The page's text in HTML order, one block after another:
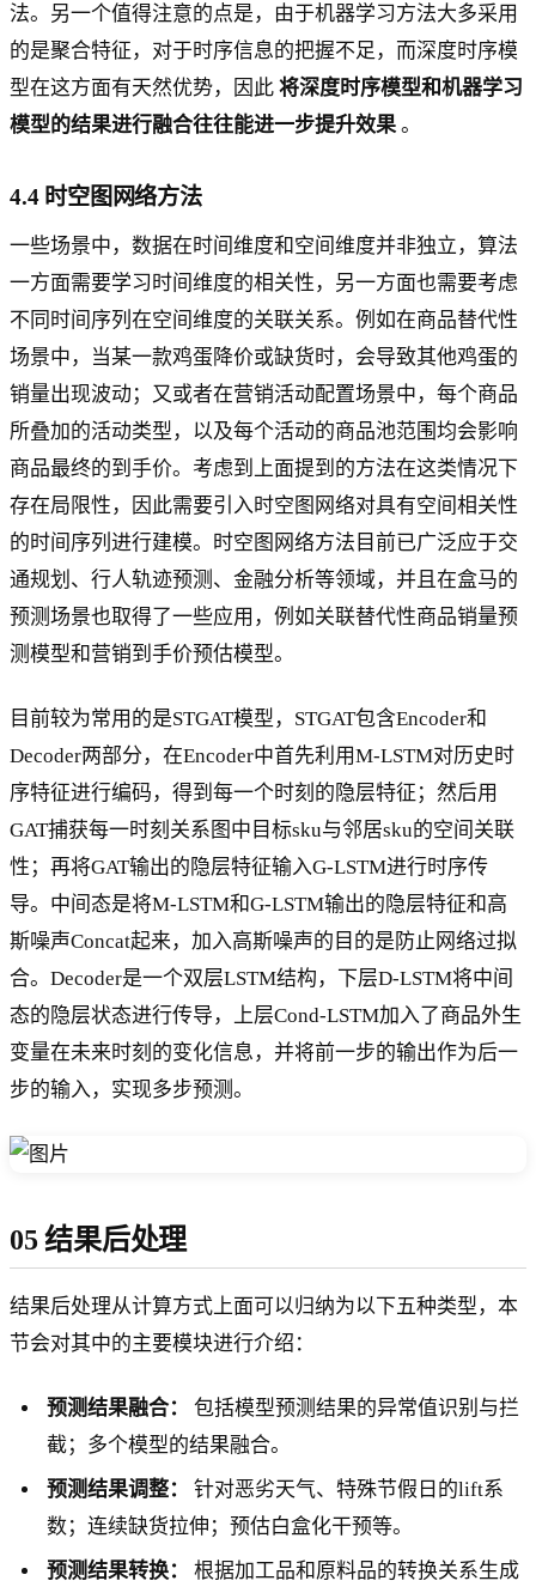
法。另一个值得注意的点是，由于机器学习方法大多采用
的是聚合特征，对于时序信息的把握不足，而深度时序模
型在这方面有天然优势，因此 将深度时序模型和机器学习
模型的结果进行融合往往能进一步提升效果 。
4.4 时空图网络方法
一些场景中，数据在时间维度和空间维度并非独立，算法
一方面需要学习时间维度的相关性，另一方面也需要考虑
不同时间序列在空间维度的关联关系。例如在商品替代性
场景中，当某一款鸡蛋降价或缺货时，会导致其他鸡蛋的
销量出现波动；又或者在营销活动配置场景中，每个商品
所叠加的活动类型，以及每个活动的商品池范围均会影响
商品最终的到手价。考虑到上面提到的方法在这类情况下
存在局限性，因此需要引入时空图网络对具有空间相关性
的时间序列进行建模。时空图网络方法目前已广泛应于交
通规划、行人轨迹预测、金融分析等领域，并且在盒马的
预测场景也取得了一些应用，例如关联替代性商品销量预
测模型和营销到手价预估模型。
目前较为常用的是STGAT模型，STGAT包含Encoder和
Decoder两部分，在Encoder中首先利用M-LSTM对历史时
序特征进行编码，得到每一个时刻的隐层特征；然后用
GAT捕获每一时刻关系图中目标sku与邻居sku的空间关联
性；再将GAT输出的隐层特征输入G-LSTM进行时序传
导。中间态是将M-LSTM和G-LSTM输出的隐层特征和高
斯噪声Concat起来，加入高斯噪声的目的是防止网络过拟
合。Decoder是一个双层LSTM结构，下层D-LSTM将中间
态的隐层状态进行传导，上层Cond-LSTM加入了商品外生
变量在未来时刻的变化信息，并将前一步的输出作为后一
步的输入，实现多步预测。
05 结果后处理
结果后处理从计算方式上面可以归纳为以下五种类型，本
节会对其中的主要模块进行介绍：
预测结果融合：
包括模型预测结果的异常值识别与拦
截；多个模型的结果融合。
预测结果调整：
针对恶劣天气、特殊节假日的lift系
数；连续缺货拉伸；预估白盒化干预等。
预测结果转换：
根据加工品和原料品的转换关系生成